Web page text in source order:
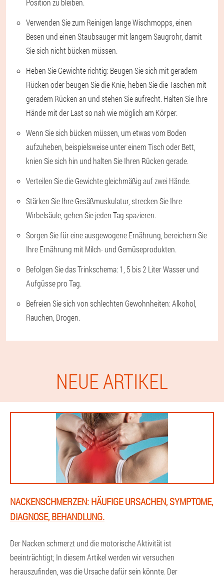
Position zu bleiben.
Verwenden Sie zum Reinigen lange Wischmopps, einen
Besen und einen Staubsauger mit langem Saugrohr, damit
Sie sich nicht bücken müssen.
Heben Sie Gewichte richtig: Beugen Sie sich mit geradem
Rücken oder beugen Sie die Knie, heben Sie die Taschen mit
geradem Rücken an und stehen Sie aufrecht. Halten Sie Ihre
Hände mit der Last so nah wie möglich am Körper.
Wenn Sie sich bücken müssen, um etwas vom Boden
aufzuheben, beispielsweise unter einem Tisch oder Bett,
knien Sie sich hin und halten Sie Ihren Rücken gerade.
Verteilen Sie die Gewichte gleichmäßig auf zwei Hände.
Stärken Sie Ihre Gesäßmuskulatur, strecken Sie Ihre
Wirbelsäule, gehen Sie jeden Tag spazieren.
Sorgen Sie für eine ausgewogene Ernährung, bereichern Sie
Ihre Ernährung mit Milch- und Gemüseprodukten.
Befolgen Sie das Trinkschema: 1, 5 bis 2 Liter Wasser und
Aufgüsse pro Tag.
Befreien Sie sich von schlechten Gewohnheiten: Alkohol,
Rauchen, Drogen.
NEUE ARTIKEL
NACKENSCHMERZEN: HÄUFIGE URSACHEN, SYMPTOME,
DIAGNOSE, BEHANDLUNG.
Der Nacken schmerzt und die motorische Aktivität ist
beeinträchtigt; In diesem Artikel werden wir versuchen
herauszufinden, was die Ursache dafür sein könnte. Der